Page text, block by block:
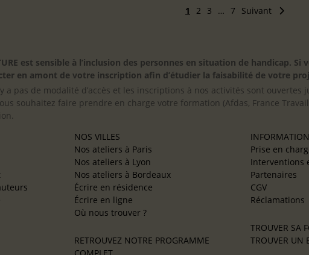
1 2 3 … 7 Suivant
est sensible à l’inclusion des personnes en situation de handicap.
en amont de votre inscription afin d’étudier la faisabilité de votre
a pas de modalité d’accès et les inscriptions à nos activités sont
souhaitez faire prendre en charge votre formation (Afdas, France
NOS VILLES
Nos ateliers à Paris
Nos ateliers à Lyon
Nos ateliers à Bordeaux
Écrire en résidence
Écrire en ligne
Où nous trouver ?
RETROUVEZ NOTRE PROGRAMME
Prise en
Interventions
Partenaires
CGV
Réclamations
TROUVER SA
TROUVER UN